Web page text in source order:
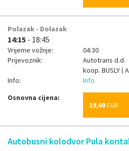
Polazak - Dolazak
14:15 - 18:45
Vrijeme vožnje:
04:30
Prijevoznik:
Autotrans d.d.
koop. BUSLY (
Info:
Info
Osnovna cijena:
19,60EUR
Autobusni kolodvor Pula